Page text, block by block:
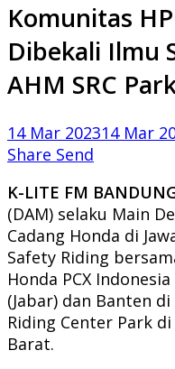
Komunitas
Dibekali Ilmu
AHM SRC
14 Mar 202314 Mar
Share Send
K-LITE FM
(DAM) selaku Main
Cadang Honda di
Safety Riding
Honda PCX
(Jabar) dan Banten
Riding Center Park
Barat.